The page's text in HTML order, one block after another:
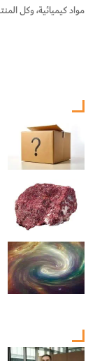
مواد كيميائية، وكل